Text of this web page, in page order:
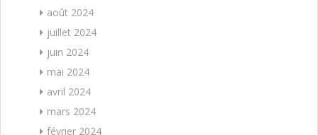
août 2024
juillet 2024
juin 2024
mai 2024
avril 2024
mars 2024
février 2024